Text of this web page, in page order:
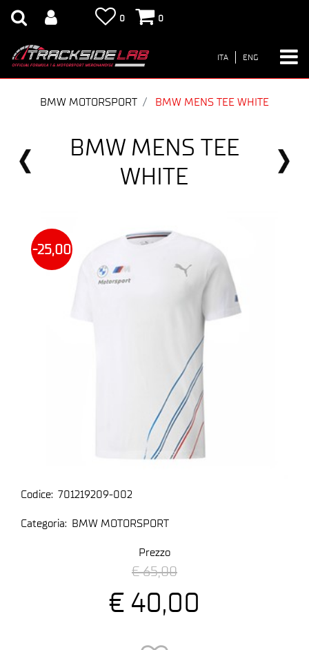
0 0
ITA ENG
BMW MOTORSPORT BMW MENS TEE WHITE
BMW MENS TEE
WHITE
-25,00
Codice: 701219209-002
Categoria: BMW MOTORSPORT
Prezzo
€ 65,00
€ 40,00